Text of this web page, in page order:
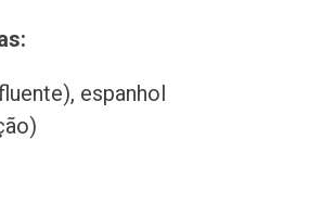
espanhol